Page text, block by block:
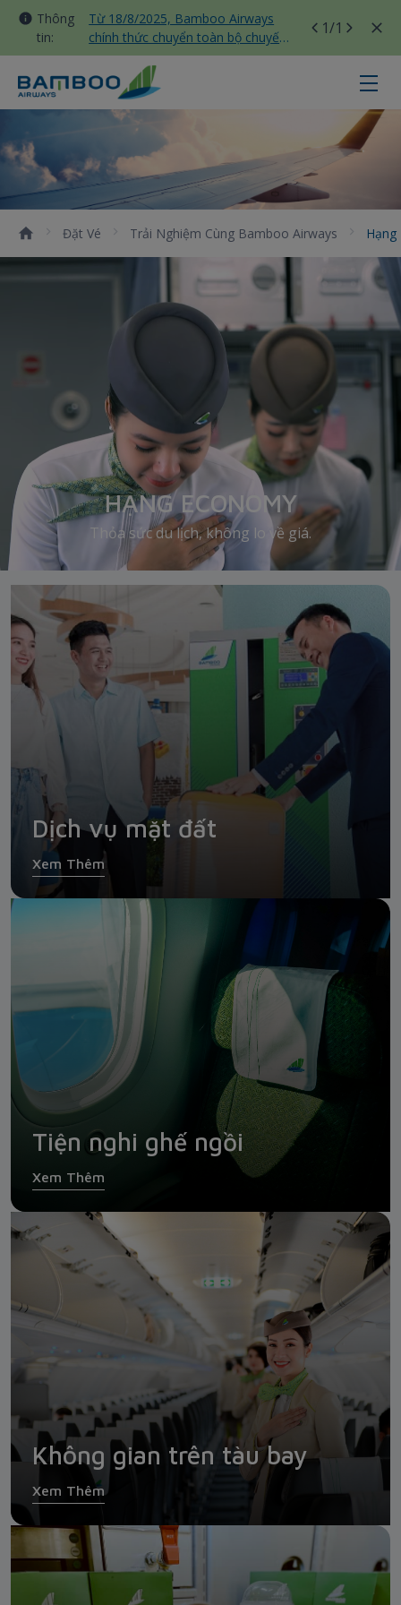
Thông
tin:
Từ 18/8/2025, Bamboo Airways
chính thức chuyển toàn bộ chuyến
bay nội địa sang nhà ga T3 Tân
Sơn Nhất
1/1
Hạng Economy - Bamboo Airways
Đặt Vé Trải Nghiệm Cùng Bamboo Airways
HẠNG ECONOMY
Thỏa sức du lịch, không lo về giá.
Dịch vụ mặt đất
Xem Thêm
Tiện nghi ghế ngồi
Xem Thêm
Không gian trên tàu bay
Xem Thêm